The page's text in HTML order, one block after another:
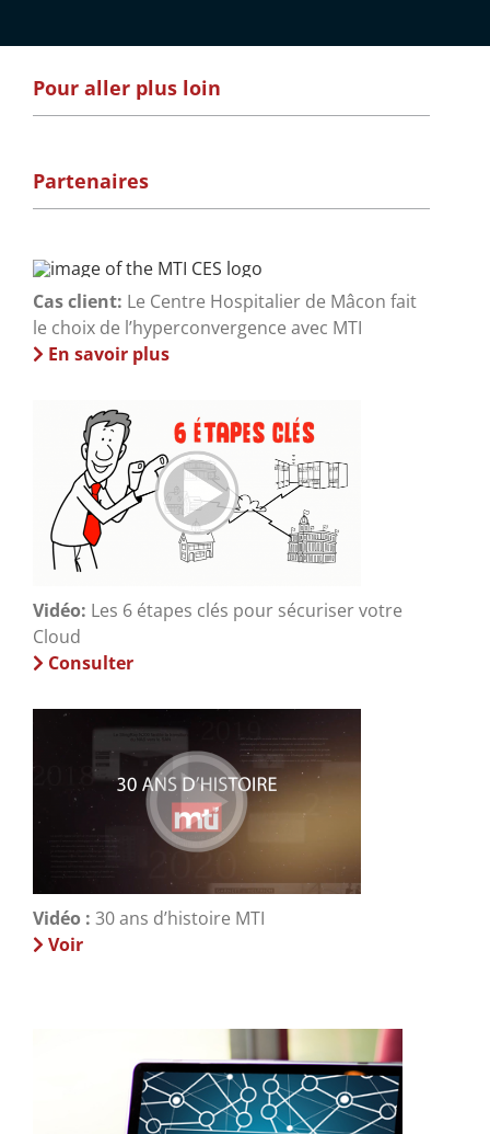
Pour aller plus loin
Partenaires
Cas client: Le Centre Hospitalier de Mâcon fait
le choix de l’hyperconvergence avec MTI
En savoir plus
Vidéo: Les 6 étapes clés pour sécuriser votre
Cloud
Consulter
Vidéo : 30 ans d’histoire MTI
Voir